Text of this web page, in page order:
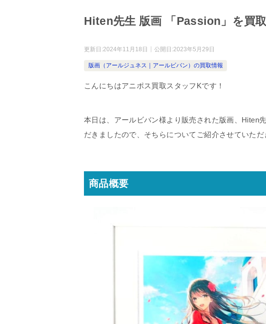
Hiten先生 版画 「Passion」を買
更新日:2024年11月18日 公開日:2023年5月29日
版画（アールジュネス｜アールビバン）の買取情報
こんにちはアニポス買取スタッフKです！
本日は、アールビバン様より販売された版画、Hiten
だきましたので、そちらについてご紹介させていただ
商品概要